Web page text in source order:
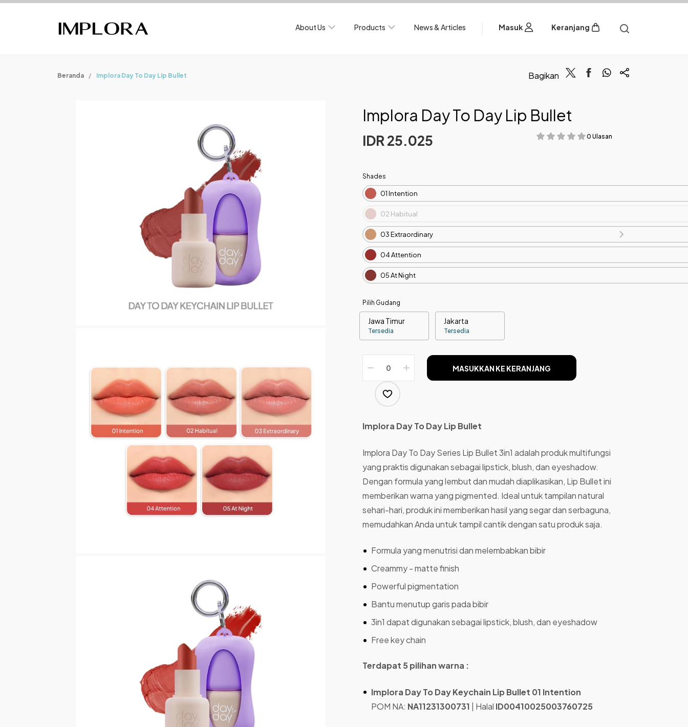
About Us Products News & Articles Masuk Keranjang
Beranda Implora Day To Day Lip Bullet Bagikan
Implora Day To Day Lip Bullet
IDR 25.025 0 Ulasan
Shades
01 Intention
02 Habitual
03 Extraordinary
04 Attention
05 At Night
Pilih Gudang
Jawa Timur
Tersedia
Jakarta
Tersedia
MASUKKAN KE KERANJANG
Implora Day To Day Lip Bullet
Implora Day To Day Series Lip Bullet 3in1 adalah produk multifungsi
yang praktis digunakan sebagai lipstick, blush, dan eyeshadow.
Dengan formula yang lembut dan mudah diaplikasikan, Lip Bullet ini
memberikan warna yang pigmented. Ideal untuk tampilan natural
sehari-hari, produk ini memberikan hasil yang segar dan serbaguna,
memudahkan Anda untuk tampil cantik dengan satu produk saja.
Formula yang menutrisi dan melembabkan bibir
Creammy - matte finish
Powerful pigmentation
Bantu menutup garis pada bibir
3in1 dapat digunakan sebagai lipstick, blush, dan eyeshadow
Free key chain
Terdapat 5 pilihan warna :
Implora Day To Day Keychain Lip Bullet 01 Intention
POM NA: NA11231300731 | Halal ID00410025003760725